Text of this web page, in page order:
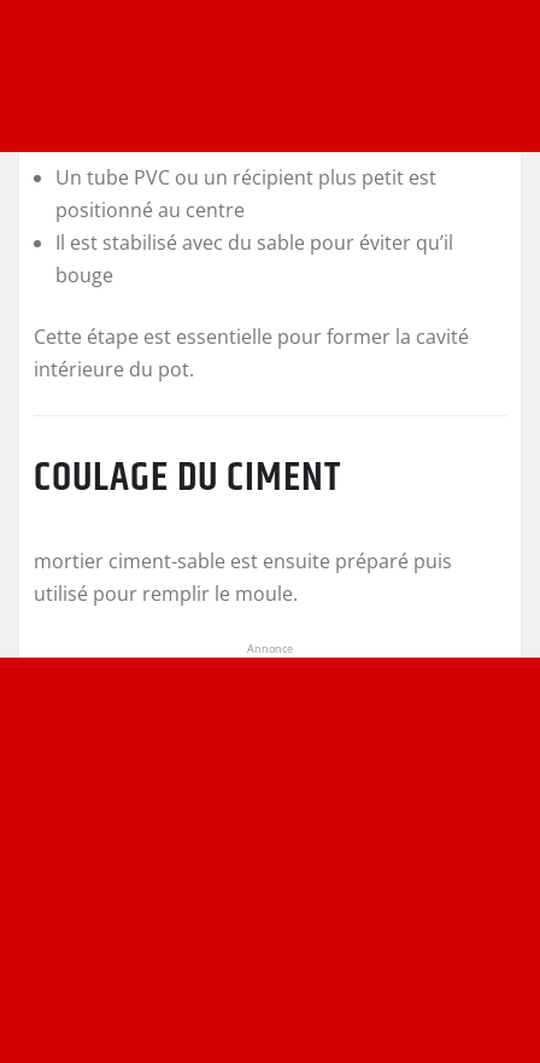
Un tube PVC ou un récipient plus petit est
positionné au centre
Il est stabilisé avec du sable pour éviter qu’il
bouge
Cette étape est essentielle pour former la cavité
intérieure du pot.
COULAGE DU CIMENT
mortier ciment-sable est ensuite préparé puis
utilisé pour remplir le moule.
Annonce